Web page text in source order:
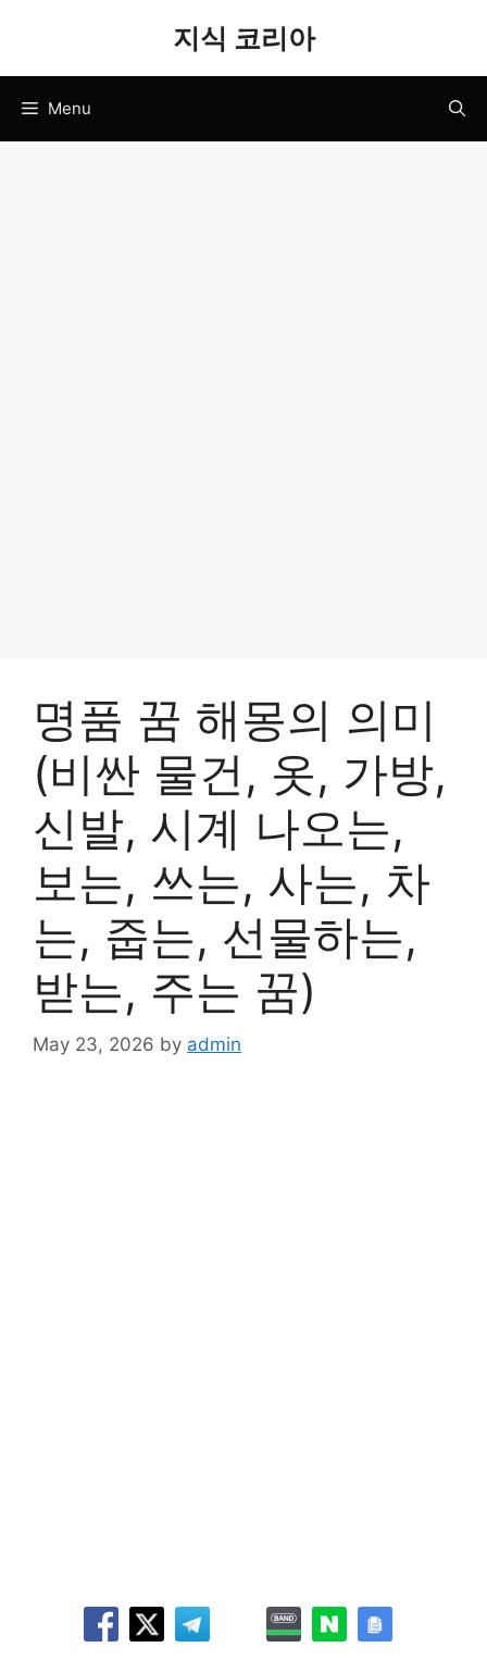
지식 코리아
Menu
명품 꿈 해몽의 의미
(비싼 물건, 옷, 가방,
신발, 시계 나오는,
보는, 쓰는, 사는, 차
는, 줍는, 선물하는,
받는, 주는 꿈)
May 23, 2026 by admin